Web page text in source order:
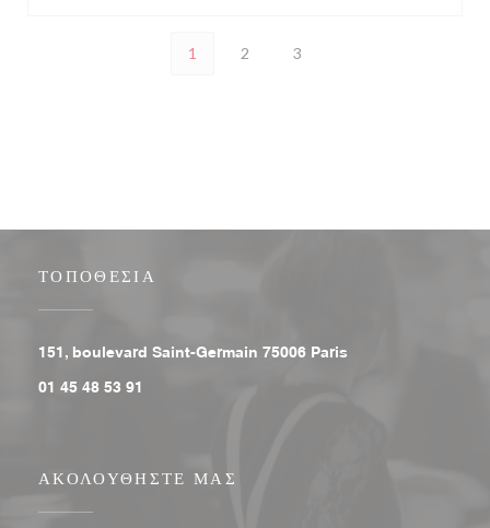
1 2 3
ΤΟΠΟΘΕΣΊΑ
151, boulevard Saint-Germain 75006 Paris
01 45 48 53 91
ΑΚΟΛΟΥΘΉΣΤΕ ΜΑΣ